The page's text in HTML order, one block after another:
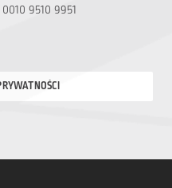
0010 9510 9951